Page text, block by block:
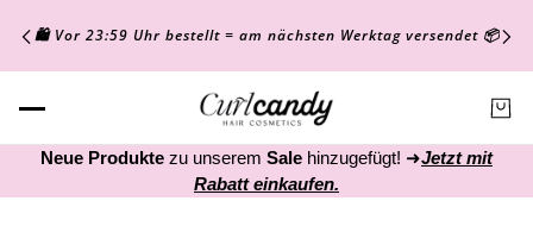
🛍️ Vor 23:59 Uhr bestellt = am nächsten Werktag versendet 📦
Neue Produkte zu unserem Sale hinzugefügt! ➜Jetzt mit
Rabatt einkaufen.